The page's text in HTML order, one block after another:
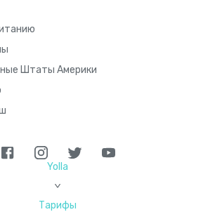
Штаты Америки
Yolla
>
Тарифы